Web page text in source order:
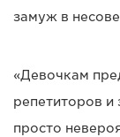
замуж в
«Девочкам
репетиторов и
просто